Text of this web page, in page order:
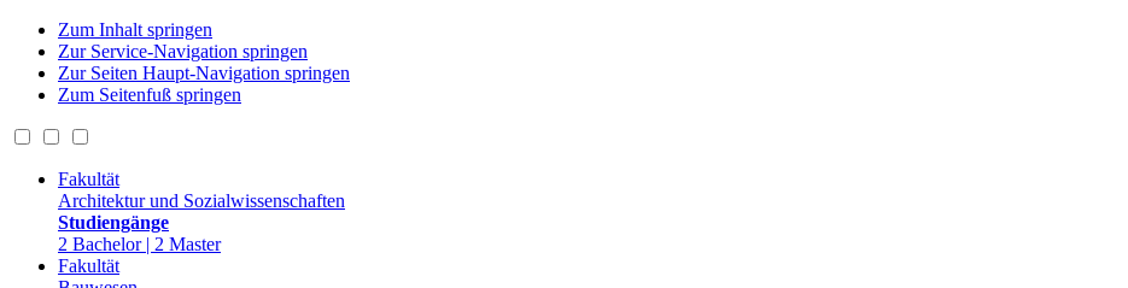
Zum Inhalt springen
Zur Service-Navigation springen
Zur Seiten Haupt-Navigation springen
Zum Seitenfuß springen
Fakultät
Architektur und Sozialwissenschaften
Studiengänge
2 Bachelor | 2 Master
Fakultät